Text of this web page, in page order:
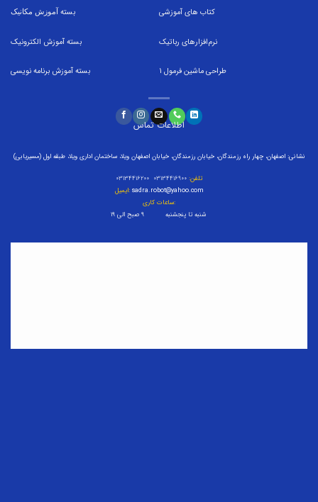
بسته آموزش مکانیک
بستهآموزش الکترونیک
بستهآموزش برنامه نویسی
کتاب های آموزشی
نرم‌افزارهای رباتیک
طراحی ماشین فرمول
اطلاعات تماس
نشانی: اصفهان، چهار راه رزمندگان، خیابان رزمندگان، خیابان اصفهان ویلا، ساختمان اداری ویلا، طبقه اول (مسیریابی)
تلفن:
ایمیل: sadra.robot@yahoo.com
ساعات کاری:
شنبه تا پنجشنبه ۹ صبح الی ۱۹